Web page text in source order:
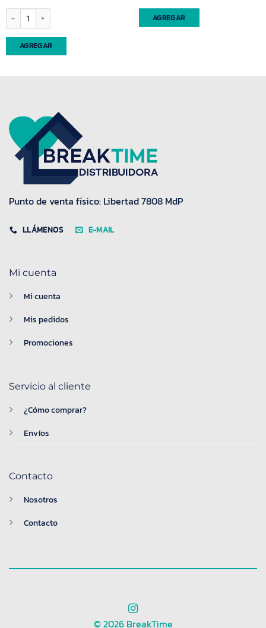
Guantes delfin mediano por unidad (30191) cantidad
AGREGAR
AGREGAR
Punto de venta físico: Libertad 7808 MdP
LLÁMENOS E-MAIL
Mi cuenta
Mi cuenta
Mis pedidos
Promociones
Servicio al cliente
¿Cómo comprar?
Envíos
Contacto
Nosotros
Contacto
© 2026 BreakTime